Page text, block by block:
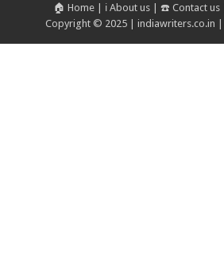
🏠 Home| ℹ️ About us| ☎️ Contact us
Copyright © 2025 | indiawriters.co.in |